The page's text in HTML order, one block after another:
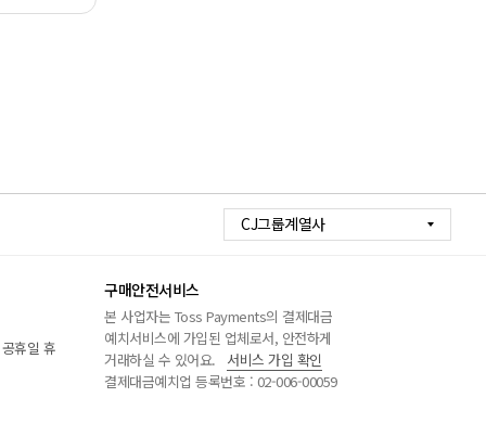
CJ그룹계열사
휴일 휴
구매안전서비스
본 사업자는 Toss Payments의 결제대금
예치서비스에 가입된 업체로서, 안전하게
거래하실 수 있어요. 서비스 가입 확인
결제대금예치업 등록번호 : 02-006-00059